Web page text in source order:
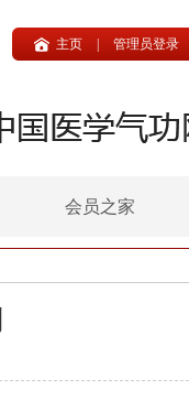
主页 管理员登录
会员之家